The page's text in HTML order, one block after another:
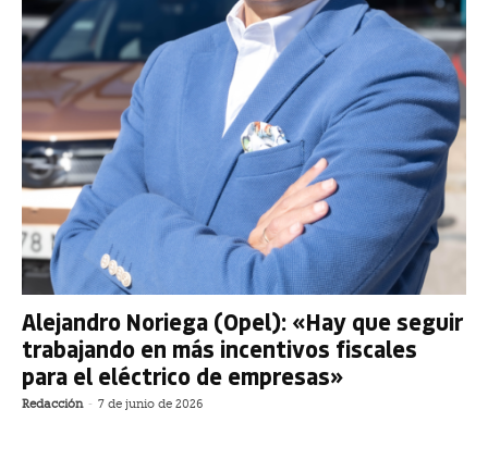
Alejandro Noriega (Opel): «Hay que seguir
trabajando en más incentivos fiscales
para el eléctrico de empresas»
Redacción - 7 de junio de 2026